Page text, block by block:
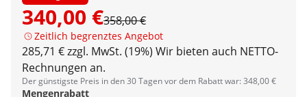
340,00 €358,00 €
Zeitlich begrenztes Angebot
285,71 € zzgl. MwSt. (19%) Wir bieten auch NETTO-
Rechnungen an.
Der günstigste Preis in den 30 Tagen vor dem Rabatt war: 348,00 €
Mengenrabatt